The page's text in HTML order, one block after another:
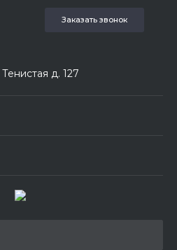
Заказать звонок
д. 127